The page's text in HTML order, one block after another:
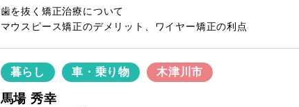
歯を抜く矯正治療について
マウスピース矯正のデメリット、ワイヤー矯正の利点
暮らし 車・乗り物 木津川市
馬場 秀幸